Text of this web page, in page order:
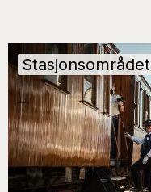
Stasjonsområdet